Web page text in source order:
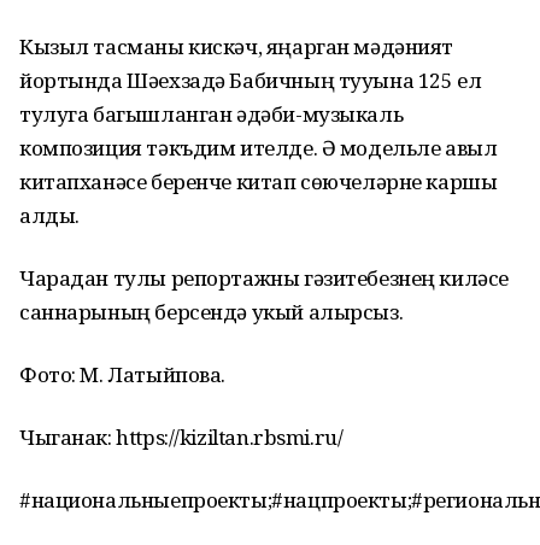
Кызыл тасманы кискәч, яңарган мәдәният
йортында Шәехзадә Бабичның тууына 125 ел
тулуга багышланган әдәби-музыкаль
композиция тәкъдим ителде. Ә модельле авыл
китапханәсе беренче китап сөючеләрне каршы
алды.
Чарадан тулы репортажны гәзитебезнең киләсе
саннарының берсендә укый алырсыз.
Фото: М. Латыйпова.
Чыганак: https://kiziltan.rbsmi.ru/